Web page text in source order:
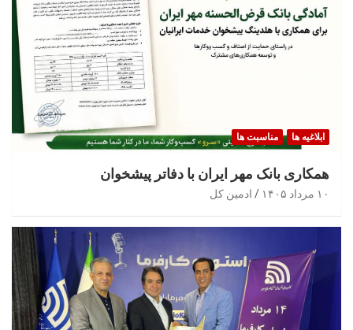
ابلاغیه ها مناسبت ها
همکاری بانک مهر ایران با دفاتر پیشخوان
۱۰ مرداد ۱۴۰۵ ادمین کل